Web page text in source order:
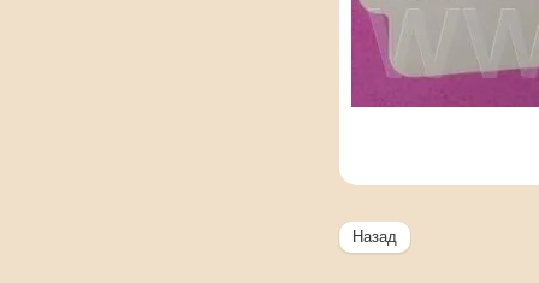
Назад